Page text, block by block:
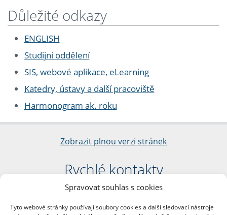
Spravovat souhlas s cookies
Tyto webové stránky používají soubory cookies a další sledovací nástroje
Důležité odkazy
ENGLISH
Studijní oddělení
SIS, webové aplikace, eLearning
Katedry, ústavy a další pracoviště
Harmonogram ak. roku
Zobrazit plnou verzi stránek
Rychlé kontakty
Filozofická fakulta
nám. Jana Palacha 1/2